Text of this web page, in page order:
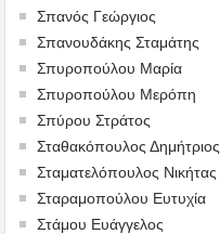
Σπανός Γεώργιος
Σπανουδάκης Σταμάτης
Σπυροπούλου Μαρία
Σπυροπούλου Μερόπη
Σπύρου Στράτος
Σταθακόπουλος Δημήτριος
Σταματελόπουλος Νικήτας
Σταραμοπούλου Ευτυχία
Στάμου Ευάγγελος